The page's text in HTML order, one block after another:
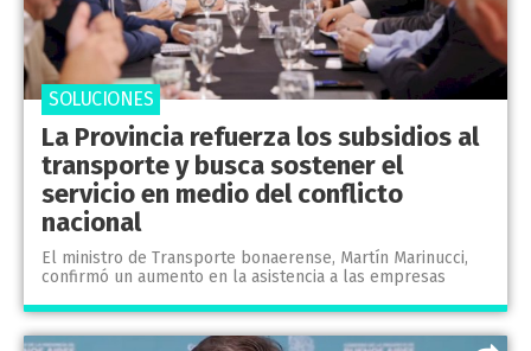
La Provincia refuerza los subsidios al
transporte y busca sostener el
servicio en medio del conflicto
nacional
El ministro de Transporte bonaerense, Martín Marinucci,
confirmó un aumento en la asistencia a las empresas
SOLUCIONES